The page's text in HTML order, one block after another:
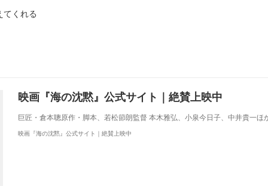
てくれる
映画『海の沈黙』公式サイト｜絶賛上映中
巨匠・倉本聰原作・脚本、若松節朗監督 本木雅弘、小泉今日子、中井貴一ほ
映画『海の沈黙』公式サイト｜絶賛上映中